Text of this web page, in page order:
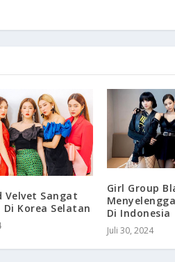
Velvet Sangat
Di Korea Selatan
Girl Group
Di Indonesia
Juli 30, 2024